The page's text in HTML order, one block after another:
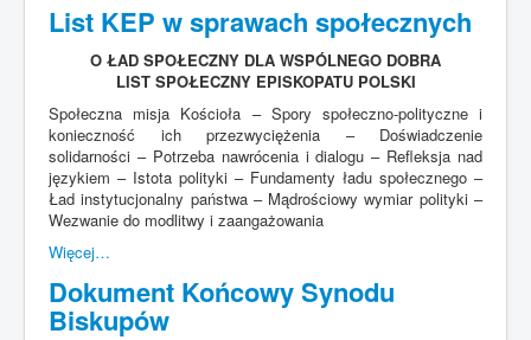
List KEP w sprawach społecznych
O ŁAD SPOŁECZNY DLA WSPÓLNEGO DOBRA
LIST SPOŁECZNY EPISKOPATU POLSKI
Społeczna misja Kościoła – Spory społeczno-polityczne i
konieczność ich przezwyciężenia – Doświadczenie
solidarności – Potrzeba nawrócenia i dialogu – Refleksja nad
językiem – Istota polityki – Fundamenty ładu społecznego –
Ład instytucjonalny państwa – Mądrościowy wymiar polityki –
Wezwanie do modlitwy i zaangażowania
Więcej…
Dokument Końcowy Synodu
Biskupów